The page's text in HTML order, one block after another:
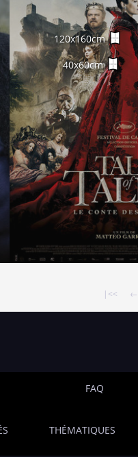
120x160cm
40x60cm
|<< ←
FAQ
THÉMATIQUES